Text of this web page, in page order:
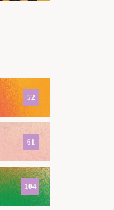
52
61
104